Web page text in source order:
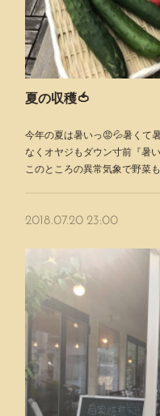
夏の収穫🍅
今年の夏は暑いっ😡💦暑くて
なくオヤジもダウン寸前『暑
このところの異常気象で野菜
2018.07.20 23:00